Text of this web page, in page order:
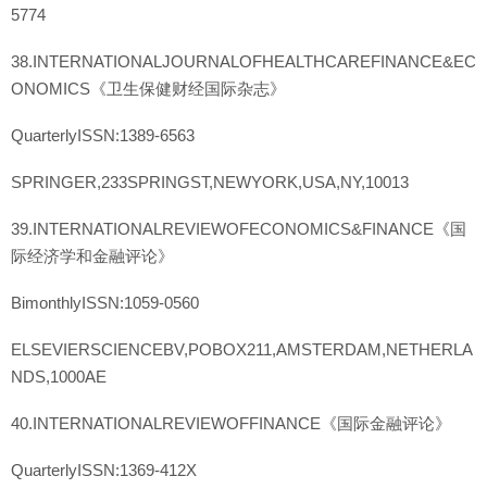
5774
38.INTERNATIONALJOURNALOFHEALTHCAREFINANCE&EC
ONOMICS《卫生保健财经国际杂志》
QuarterlyISSN:1389-6563
SPRINGER,233SPRINGST,NEWYORK,USA,NY,10013
39.INTERNATIONALREVIEWOFECONOMICS&FINANCE《国
际经济学和金融评论》
BimonthlyISSN:1059-0560
ELSEVIERSCIENCEBV,POBOX211,AMSTERDAM,NETHERLA
NDS,1000AE
40.INTERNATIONALREVIEWOFFINANCE《国际金融评论》
QuarterlyISSN:1369-412X